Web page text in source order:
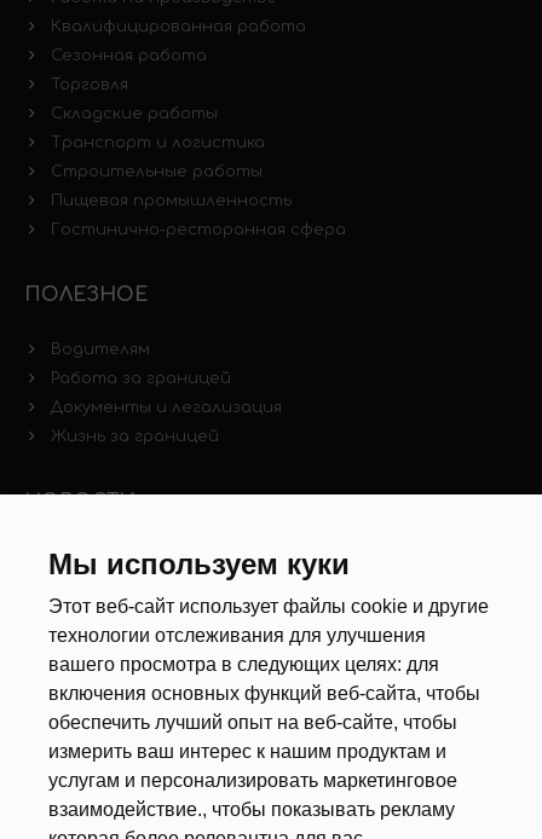
Мы используем куки
Этот веб-сайт использует файлы cookie и другие
технологии отслеживания для улучшения
вашего просмотра в следующих целях: для
включения основных функций веб-сайта, чтобы
обеспечить лучший опыт на веб-сайте, чтобы
измерить ваш интерес к нашим продуктам и
услугам и персонализировать маркетинговое
взаимодействие., чтобы показывать рекламу
Квалифицированная работа
Сезонная работа
Торговля
Складские работы
Транспорт и логистика
Строительные работы
Пищевая промышленность
Гостинично-ресторанная сфера
ПОЛЕЗНОЕ
Водителям
Работа за границей
Документы и легализация
Жизнь за границей
НОВОСТИ
Новости рынка труда
Анкета
Калькулятор дат
Документы